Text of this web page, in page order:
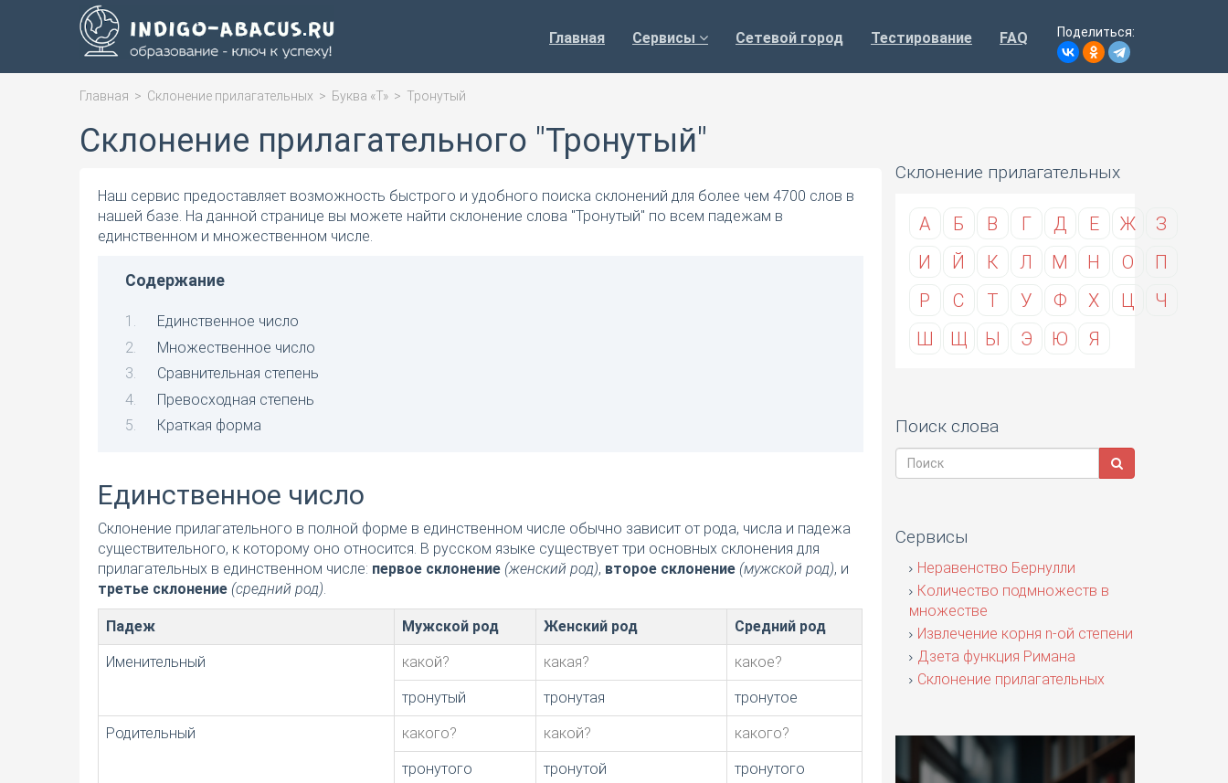
Главная Сервисы Сетевой город Тестирование FAQ Поделиться:
Главная > Склонение прилагательных > Буква «Т» > Тронутый
Склонение прилагательного "Тронутый"
Наш сервис предоставляет возможность быстрого и удобного поиска склонений для более чем 4700 слов в
нашей базе. На данной странице вы можете найти склонение слова "Тронутый" по всем падежам в
единственном и множественном числе.
Содержание
Единственное число
Множественное число
Сравнительная степень
Превосходная степень
Краткая форма
Единственное число
Склонение прилагательного в полной форме в единственном числе обычно зависит от рода, числа и падежа
существительного, к которому оно относится. В русском языке существует три основных склонения для
прилагательных в единственном числе: первое склонение (женский род), второе склонение (мужской род), и
третье склонение (средний род).
Падеж Мужской род Женский род Средний род
Именительный какой? какая? какое?
тронутый тронутая тронутое
Родительный какого? какой? какого?
тронутого тронутой тронутого
Склонение прилагательных
А Б В Г Д Е Ж
З
И
Й К Л М Н О
П
Р
С Т У Ф Х Ц
Ч
Ш
Щ Ы Э Ю Я
Поиск слова
Сервисы
Неравенство Бернулли
Количество подмножеств в
множестве
Извлечение корня n-ой степени
Дзета функция Римана
Склонение прилагательных